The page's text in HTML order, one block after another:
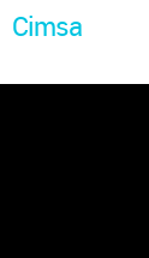
Cimsa